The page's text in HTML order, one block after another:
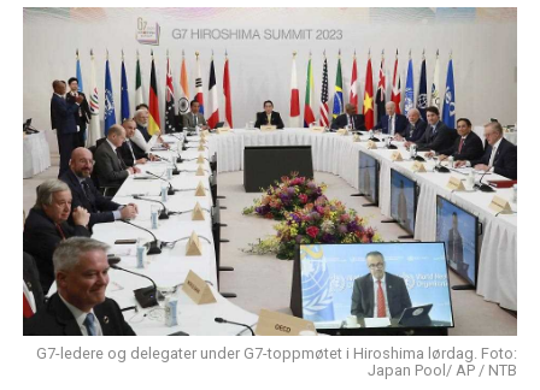
G7-ledere og delegater under G7-toppmøtet i Hiroshima lørdag. Foto:
Japan Pool/ AP / NTB